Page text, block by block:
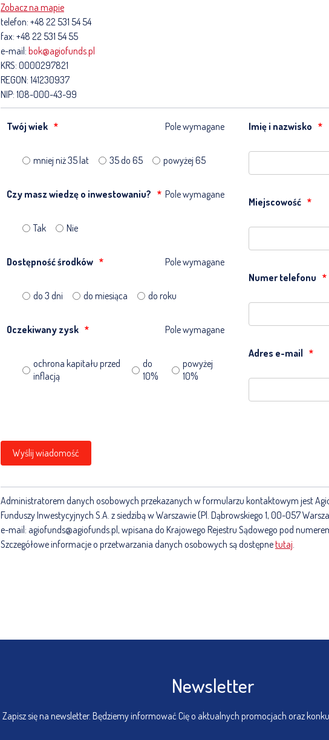
Zobacz na mapie
telefon: +48 22 531 54 54
fax: +48 22 531 54 55
e-mail: bok@agiofunds.pl
KRS: 0000297821
REGON: 141230937
NIP: 108-000-43-99
Twój wiek Pole wymagane
mniej niż 35 lat 35 do 65 powyżej 65
Czy masz wiedzę o inwestowaniu? Pole wymagane
Tak Nie
Dostępność środków Pole wymagane
do 3 dni do miesiąca do roku
Oczekiwany zysk Pole wymagane
ochrona kapitału przed
inflacją
do
10%
powyżej
10%
Imię i nazwisko
Miejscowość
Numer telefonu
Adres e-mail
Administratorem danych osobowych przekazanych w formularzu kontaktowym jest
Funduszy Inwestycyjnych S.A. z siedzibą w Warszawie (Pl. Dąbrowskiego 1, 00-057
e-mail: agiofunds@agiofunds.pl, wpisana do Krajowego Rejestru Sądowego pod
Szczegółowe informacje o przetwarzania danych osobowych są dostępnetutaj.
Newsletter
Zapisz się na newsletter. Będziemy informować Cię o aktualnych promocjach oraz